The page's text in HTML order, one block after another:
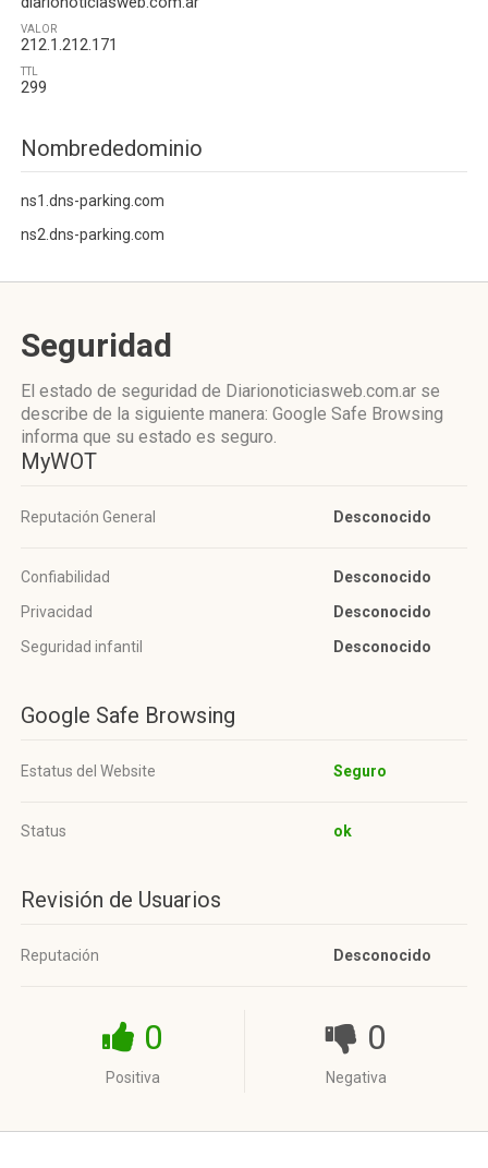
VALOR
212.1.212.171
TTL
299
Nombrededominio
ns1.dns-parking.com
ns2.dns-parking.com
Seguridad
El estado de seguridad de Diarionoticiasweb.com.ar se
describe de la siguiente manera: Google Safe Browsing
informa que su estado es seguro.
MyWOT
Reputación General Desconocido
Confiabilidad
Desconocido
Privacidad
Desconocido
Seguridad infantil
Desconocido
Google Safe Browsing
Estatus del Website Seguro
Status ok
Revisión de Usuarios
Reputación Desconocido
0
Positiva
0
Negativa